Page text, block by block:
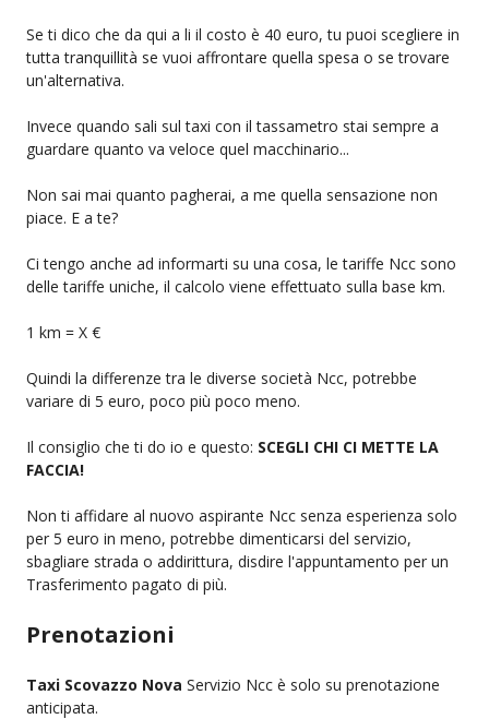
Se ti dico che da qui a li il costo è 40 euro, tu puoi scegliere in
tutta tranquillità se vuoi affrontare quella spesa o se trovare
un'alternativa.
Invece quando sali sul taxi con il tassametro stai sempre a
guardare quanto va veloce quel macchinario...
Non sai mai quanto pagherai, a me quella sensazione non
piace. E a te?
Ci tengo anche ad informarti su una cosa, le tariffe Ncc sono
delle tariffe uniche, il calcolo viene effettuato sulla base km.
1 km = X €
Quindi la differenze tra le diverse società Ncc, potrebbe
variare di 5 euro, poco più poco meno.
Il consiglio che ti do io e questo: SCEGLI CHI CI METTE LA
FACCIA!
Non ti affidare al nuovo aspirante Ncc senza esperienza solo
per 5 euro in meno, potrebbe dimenticarsi del servizio,
sbagliare strada o addirittura, disdire l'appuntamento per un
Trasferimento pagato di più.
Prenotazioni
Taxi Scovazzo Nova Servizio Ncc è solo su prenotazione
anticipata.